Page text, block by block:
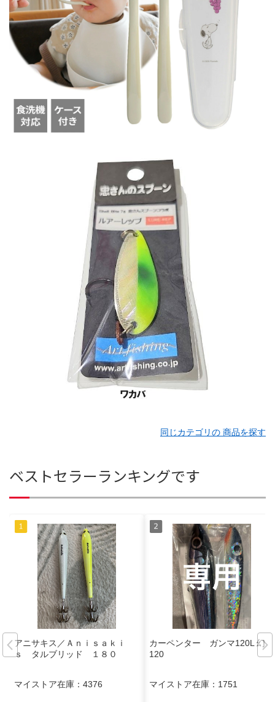
同じカテゴリの 商品を探す
ベストセラーランキングです
アニサキス／Ａｎｉｓａｋｉ
ｓ タルブリッド １８０
マイストア在庫： 4376
カーペンター ガンマ120L 幻影
120
マイストア在庫： 1751